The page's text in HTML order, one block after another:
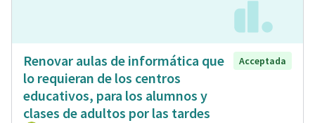
Renovar aulas de informática que
lo requieran de los centros
educativos, para los alumnos y
clases de adultos por las tardes
Acceptada